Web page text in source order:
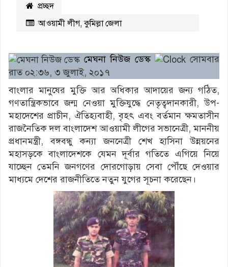
প্রচ্ছদ
আওয়ামী লীগ,কুমিল্লা জেলা
মেঘনা নিউজ ডেস্ক
সোমবার
রাত ০২:৩৬, ৩ জুলাই, ২০১৭
বাংলার মানুষের মুক্তি আর অধিকার আদায়ের জন্য গঠিত,
গণতান্ত্রিকভাবে জন্ম নেওয়া মুক্তিযুদ্ধে নেতৃত্বদানকারী, উপ-
মহাদেশের প্রাচীন, ঐতিহ্যবাহী, বৃহৎ এবং বর্তমান ক্ষমতাসীন
রাজনৈতিক দল বাংলাদেশ আওয়ামী লীগের সভানেত্রী, মাননীয়
প্রধানমন্ত্রী, বঙ্গবন্ধু কন্যা জননেত্রী শেখ হাসিনা উন্নয়নের
মহাসড়কে বাংলাদেশকে যেমন দূর্বার গতিতে এগিয়ে নিয়ে
যাচ্ছেন তেমনি জনগণের দোরগোড়ায় সেবা পৌঁছে দেওয়ার
মাধ্যমে দেশের রাজনীতিতে নতুন যুগের সূচনা করেছেন।